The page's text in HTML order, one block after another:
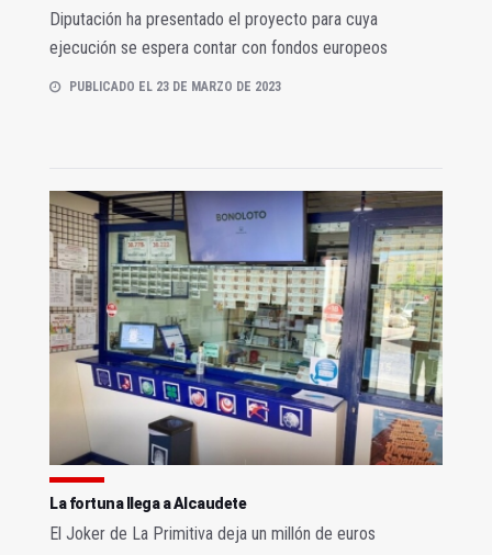
Diputación ha presentado el proyecto para cuya
ejecución se espera contar con fondos europeos
PUBLICADO EL 23 DE MARZO DE 2023
La fortuna llega a Alcaudete
El Joker de La Primitiva deja un millón de euros